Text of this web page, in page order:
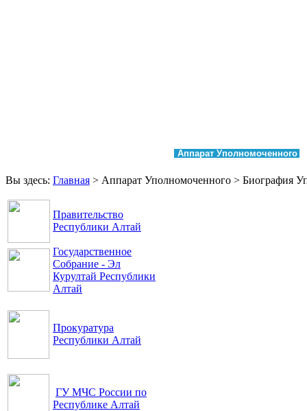
Аппарат Уполномоченного
Вы здесь: Главная > Аппарат Уполномоченного > Биография
Правительство
Республики Алтай
Государственное
Собрание - Эл
Курултай Республики
Алтай
Прокуратура
Республики Алтай
ГУ МЧС России по
Республике Алтай